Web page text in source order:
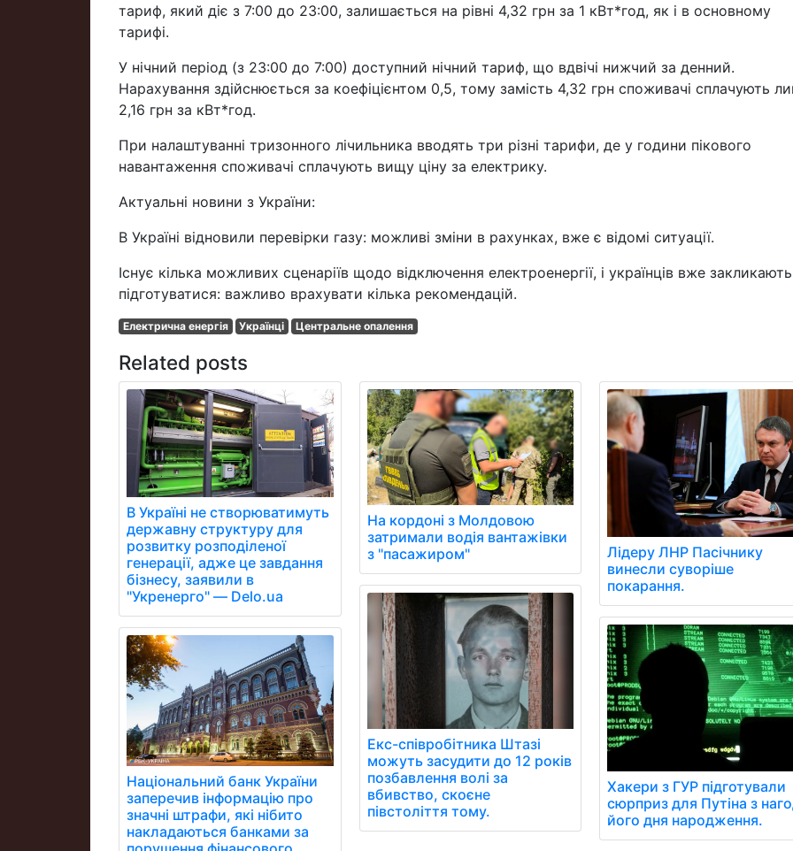
тариф, який діє з 7:00 до 23:00, залишається на рівні 4,32 грн за 1 кВт*год, як і в основному
тарифі.
У нічний період (з 23:00 до 7:00) доступний нічний тариф, що вдвічі нижчий за денний.
Нарахування здійснюється за коефіцієнтом 0,5, тому замість 4,32 грн споживачі сплачують
2,16 грн за кВт*год.
При налаштуванні тризонного лічильника вводять три різні тарифи, де у години пікового
навантаження споживачі сплачують вищу ціну за електрику.
Актуальні новини з України:
В Україні відновили перевірки газу: можливі зміни в рахунках, вже є відомі ситуації.
Існує кілька можливих сценаріїв щодо відключення електроенергії, і українців вже закликають
підготуватися: важливо врахувати кілька рекомендацій.
Електрична енергія Українці Центральне опалення
Related posts
В Україні не створюватимуть
державну структуру для
розвитку розподіленої
генерації, адже це завдання
бізнесу, заявили в
"Укренерго" — Delo.ua
Національний банк України
заперечив інформацію про
значні штрафи, які нібито
накладаються банками за
На кордоні з Молдовою
затримали водія вантажівки
з "пасажиром"
Екс-співробітника Штазі
можуть засудити до 12 років
позбавлення волі за
вбивство, скоєне
півстоліття тому.
Лідеру ЛНР Пасічнику
винесли суворіше
покарання.
Хакери з ГУР підготували
сюрприз для Путіна з
його дня народження.